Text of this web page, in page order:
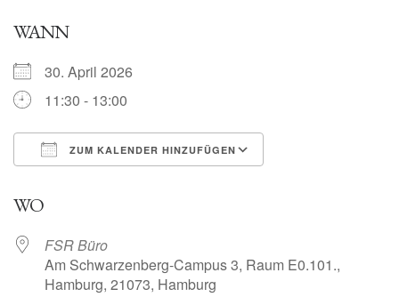
WANN
30. April 2026
11:30 - 13:00
ZUM KALENDER HINZUFÜGEN
WO
FSR Büro
Am Schwarzenberg-Campus 3, Raum E0.101.,
Hamburg, 21073, Hamburg